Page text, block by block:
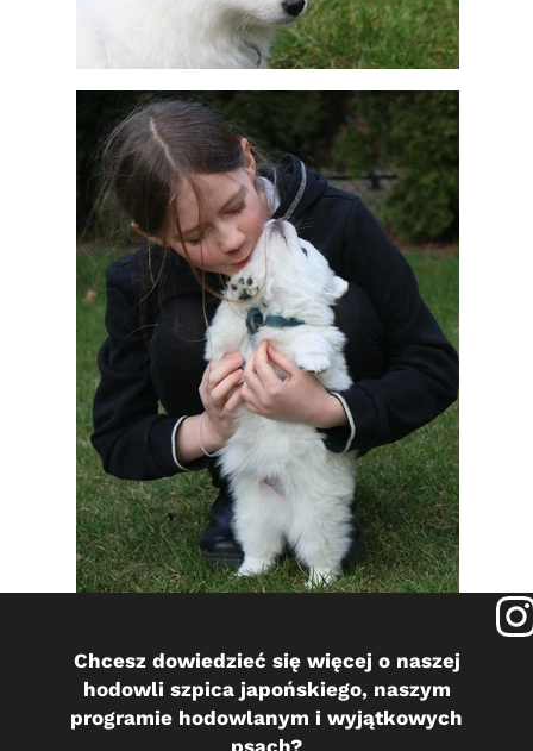
Chcesz dowiedzieć się więcej o naszej
hodowli szpica japońskiego, naszym
programie hodowlanym i wyjątkowych
psach?